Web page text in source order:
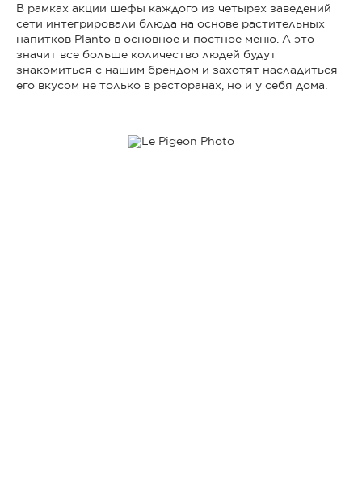
В рамках акции шефы каждого из четырех заведений
сети интегрировали блюда на основе растительных
напитков Planto в основное и постное меню. А это
значит все больше количество людей будут
знакомиться с нашим брендом и захотят насладиться
его вкусом не только в ресторанах, но и у себя дома.